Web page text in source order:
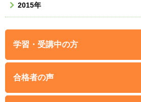
2015年
学習・受講中の方
合格者の声